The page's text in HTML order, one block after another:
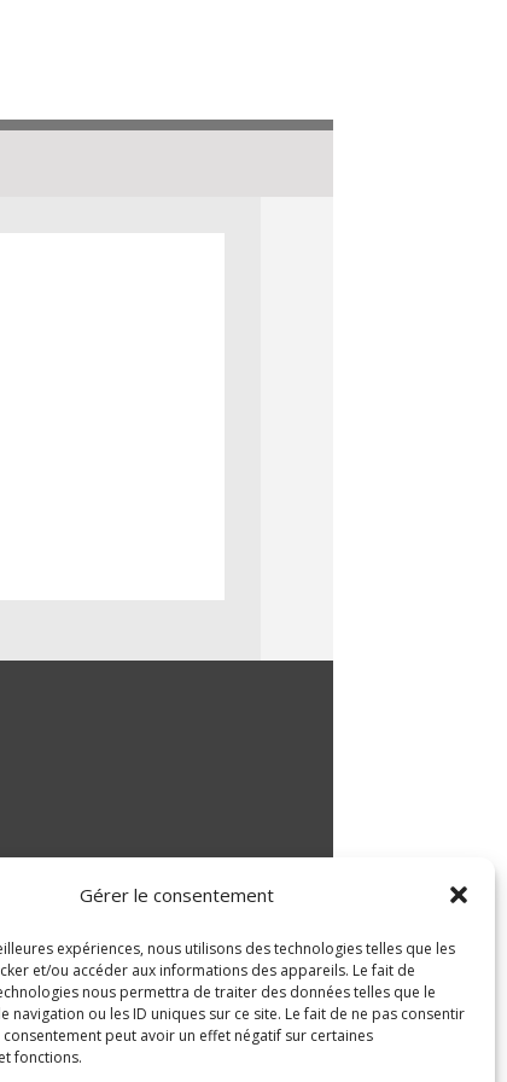
Gérer le consentement
expériences, nous utilisons des technologies telles que les
et/ou accéder aux informations des appareils. Le fait de
nous permettra de traiter des données telles que le
navigation ou les ID uniques sur ce site. Le fait de ne pas consentir
peut avoir un effet négatif sur certaines
fonctions.